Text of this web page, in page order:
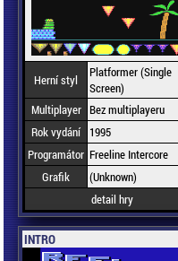
Herní styl
Platformer (Single
Screen)
Multiplayer Bez multiplayeru
Rok vydání
1995
Programátor Freeline Intercore
Grafik
(Unknown)
detail hry
INTRO